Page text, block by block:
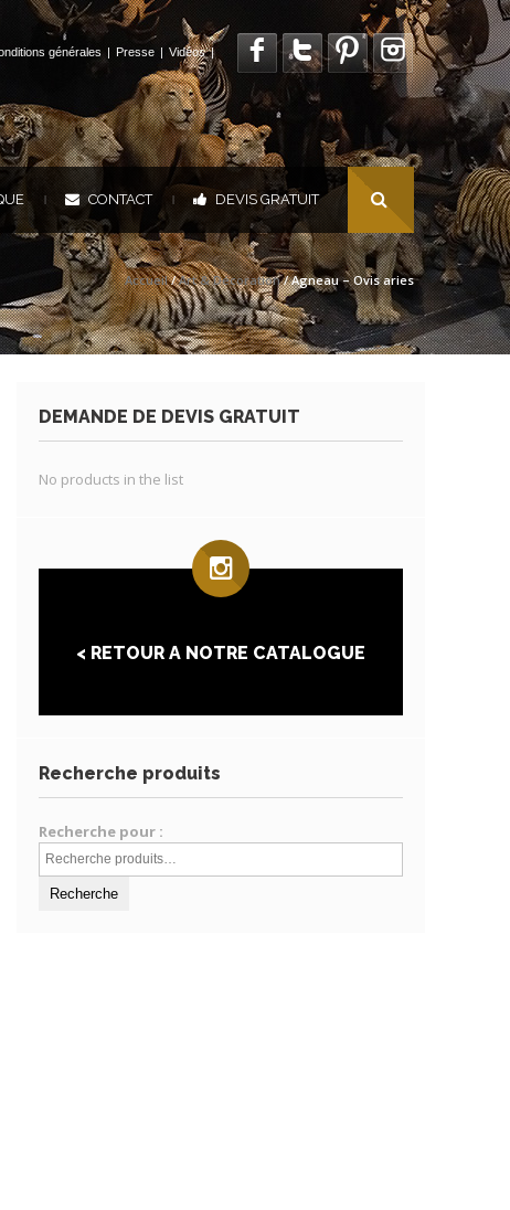
générales | Presse | Vidéos |
CONTACT DEVIS GRATUIT
Accueil/Art & Décoration/ Agneau – Ovis aries
DEMANDE DE DEVIS GRATUIT
No products in the list
< RETOUR A NOTRE CATALOGUE
Recherche produits
Recherche pour :